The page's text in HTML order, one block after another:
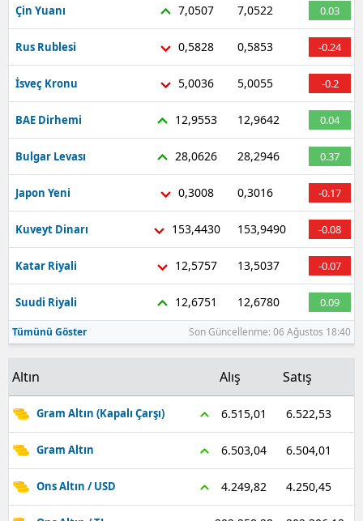
Çin Yuanı 7,0507 7,0522 0.03
Rus Rublesi 0,5828 0,5853 -0.24
İsveç Kronu 5,0036 5,0055 -0.2
BAE Dirhemi 12,9553 12,9642 0.04
Bulgar Levası 28,0626 28,2946 0.37
Japon Yeni 0,3008 0,3016 -0.17
Kuveyt Dinarı 153,4430 153,9490 -0.08
Katar Riyali 12,5757 13,5037 -0.07
Suudi Riyali 12,6751 12,6780 0.09
Tümünü Göster Son Güncellenme: 06 Ağustos 18:40
Altın Alış Satış
Gram Altın (Kapalı Çarşı) 6.515,01 6.522,53
Gram Altın 6.503,04 6.504,01
Ons Altın / USD 4.249,82 4.250,45